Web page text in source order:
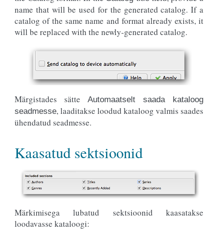
name that will be used for the generated catalog. If a
catalog of the same name and format already exists, it
will be replaced with the newly-generated catalog.
Märgistades sätte
Automaatselt saada kataloog
seadmesse, laaditakse loodud kataloog valmis saades
ühendatud seadmesse.
Kaasatud sektsioonid
Märkimisega lubatud sektsioonid kaasatakse
loodavasse kataloogi: